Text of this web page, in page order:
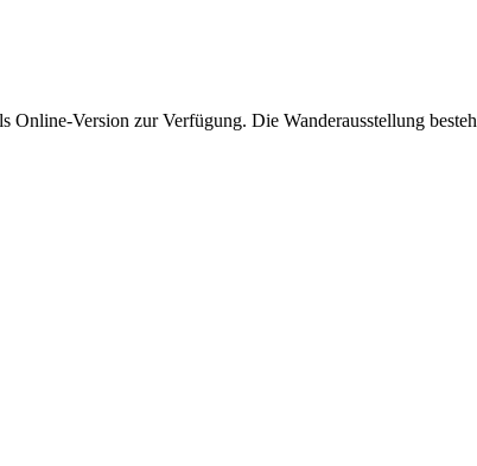
Version zur Verfügung. Die Wanderausstellung